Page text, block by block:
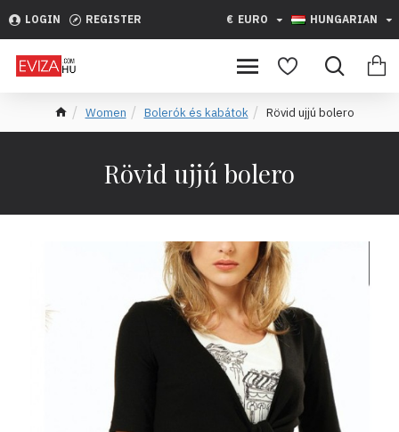
LOGIN REGISTER € EURO HUNGARIAN
Women Bolerók és kabátok Rövid ujjú bolero
Rövid ujjú bolero